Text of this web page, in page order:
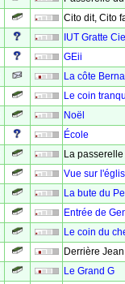
Cito dit, Cito
IUT Gratte
GEii
La côte
Le coin
Noël
École
La
Vue sur
La bute du
Entrée de
Le coin du
Derrière
Le Grand G